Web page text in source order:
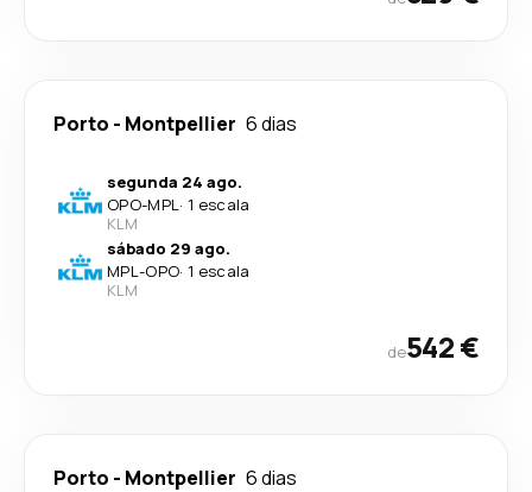
Porto - Montpellier 6 dias
segunda 24 ago.
OPO-MPL· 1 escala
KLM
sábado 29 ago.
MPL-OPO· 1 escala
KLM
de542 €
Porto - Montpellier 6 dias